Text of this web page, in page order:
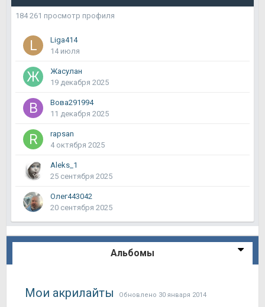
184 261 просмотр профиля
Liga414
14 июля
Жасулан
19 декабря 2025
Вова291994
11 декабря 2025
rapsan
4 октября 2025
Aleks_1
25 сентября 2025
Олег443042
20 сентября 2025
Альбомы
Мои акрилайты Обновлено 30 января 2014